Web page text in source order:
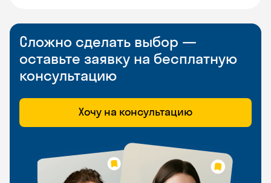
Сложно сделать выбор —
оставьте заявку на бесплатную
консультацию
Хочу на консультацию